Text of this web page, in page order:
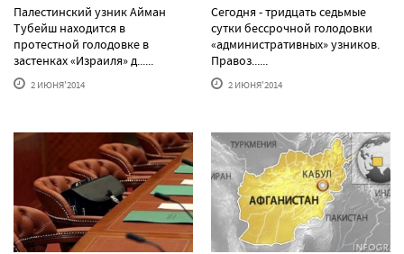
Палестинский узник Айман
Тубейш находится в
протестной голодовке в
застенках «Израиля» д......
2 ИЮНЯ'2014
Сегодня - тридцать седьмые
сутки бессрочной голодовки
«административных» узников.
Правоз......
2 ИЮНЯ'2014